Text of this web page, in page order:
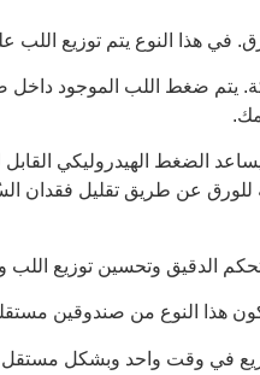
النوع يتم توزيع اللب
يتم ضغط اللب الموجود
الضغط الهيدروليكي
للورق عن طريق تقليل فقدان
الدقيق وتحسين توزيع اللب
هذا النوع من صندوقين
في وقت واحد وبشكل